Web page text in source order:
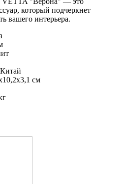
который подчеркнет
вашего интерьера.
Китай
см